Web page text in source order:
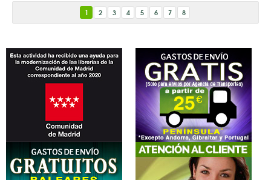
1 2 3 4 5 6 7 8